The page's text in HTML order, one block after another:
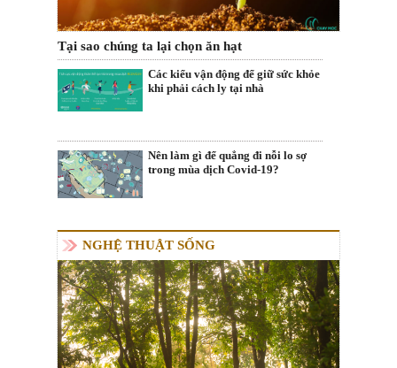
Tại sao chúng ta lại chọn ăn hạt
Các kiểu vận động để giữ sức khỏe
khi phải cách ly tại nhà
Nên làm gì để quẳng đi nỗi lo sợ
trong mùa dịch Covid-19?
NGHỆ THUẬT SỐNG